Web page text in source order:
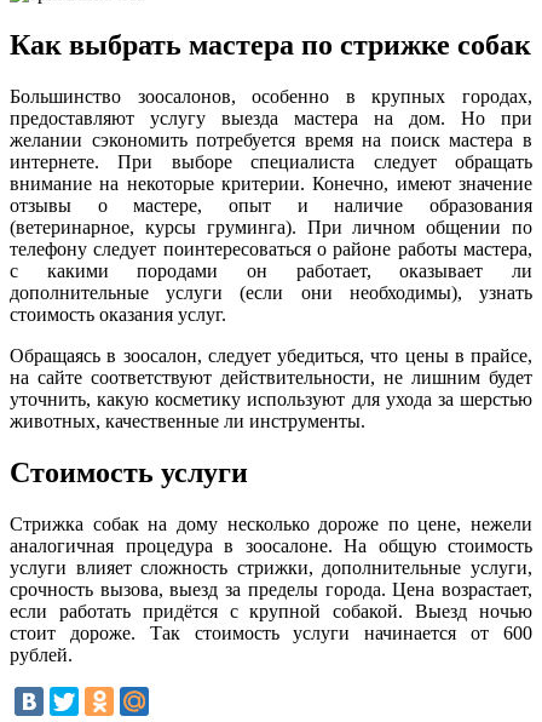
Как выбрать мастера по стрижке собак
Большинство зоосалонов, особенно в крупных городах,
предоставляют услугу выезда мастера на дом. Но при
желании сэкономить потребуется время на поиск мастера в
интернете. При выборе специалиста следует обращать
внимание на некоторые критерии. Конечно, имеют значение
отзывы о мастере, опыт и наличие образования
(ветеринарное, курсы груминга). При личном общении по
телефону следует поинтересоваться о районе работы мастера,
с какими породами он работает, оказывает ли
дополнительные услуги (если они необходимы), узнать
стоимость оказания услуг.
Обращаясь в зоосалон, следует убедиться, что цены в прайсе,
на сайте соответствуют действительности, не лишним будет
уточнить, какую косметику используют для ухода за шерстью
животных, качественные ли инструменты.
Стоимость услуги
Стрижка собак на дому несколько дороже по цене, нежели
аналогичная процедура в зоосалоне. На общую стоимость
услуги влияет сложность стрижки, дополнительные услуги,
срочность вызова, выезд за пределы города. Цена возрастает,
если работать придётся с крупной собакой. Выезд ночью
стоит дороже. Так стоимость услуги начинается от 600
рублей.